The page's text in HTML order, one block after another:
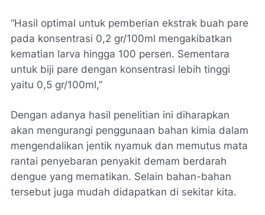
“Hasil optimal untuk pemberian ekstrak buah pare
pada konsentrasi 0,2 gr/100ml mengakibatkan
kematian larva hingga 100 persen. Sementara
untuk biji pare dengan konsentrasi lebih tinggi
yaitu 0,5 gr/100ml,”
Dengan adanya hasil penelitian ini diharapkan
akan mengurangi penggunaan bahan kimia dalam
mengendalikan jentik nyamuk dan memutus mata
rantai penyebaran penyakit demam berdarah
dengue yang mematikan. Selain bahan-bahan
tersebut juga mudah didapatkan di sekitar kita.